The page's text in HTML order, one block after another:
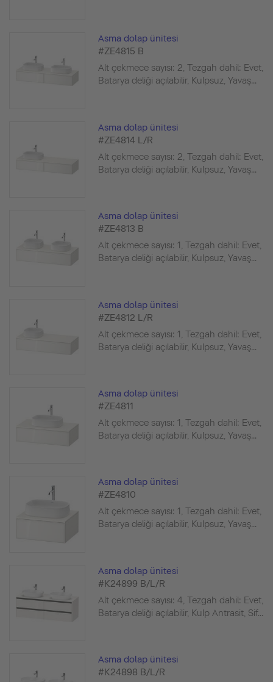
Asma dolap ünitesi
#ZE4815 B
Alt çekmece sayısı: 2, Tezgah dahil: Evet,
Batarya deliği açılabilir, Kulpsuz, Yavaş...
Asma dolap ünitesi
#ZE4814 L/R
Alt çekmece sayısı: 2, Tezgah dahil: Evet,
Batarya deliği açılabilir, Kulpsuz, Yavaş...
Asma dolap ünitesi
#ZE4813 B
Alt çekmece sayısı: 1, Tezgah dahil: Evet,
Batarya deliği açılabilir, Kulpsuz, Yavaş...
Asma dolap ünitesi
#ZE4812 L/R
Alt çekmece sayısı: 1, Tezgah dahil: Evet,
Batarya deliği açılabilir, Kulpsuz, Yavaş...
Asma dolap ünitesi
#ZE4811
Alt çekmece sayısı: 1, Tezgah dahil: Evet,
Batarya deliği açılabilir, Kulpsuz, Yavaş...
Asma dolap ünitesi
#ZE4810
Alt çekmece sayısı: 1, Tezgah dahil: Evet,
Batarya deliği açılabilir, Kulpsuz, Yavaş...
Asma dolap ünitesi
#K24899 B/L/R
Alt çekmece sayısı: 4, Tezgah dahil: Evet,
Batarya deliği açılabilir, Kulp Antrasit, Sif...
Asma dolap ünitesi
#K24898 B/L/R